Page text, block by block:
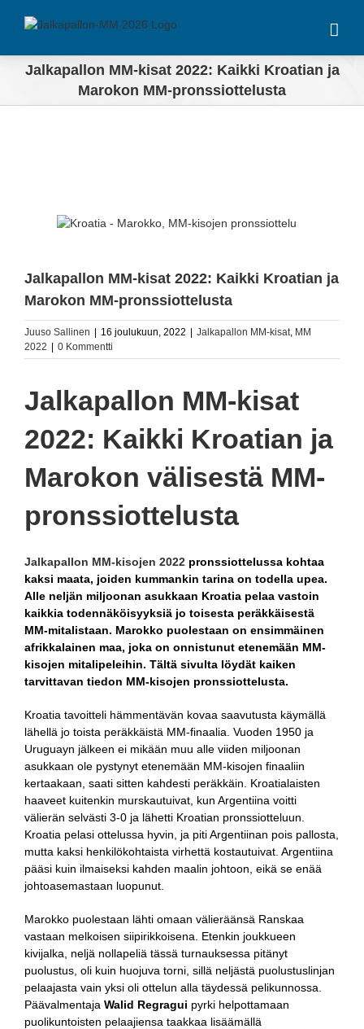
Jalkapallon MM-kisat 2022: Kaikki Kroatian ja
Marokon MM-pronssiottelusta
Jalkapallon MM-kisat 2022: Kaikki Kroatian ja
Marokon MM-pronssiottelusta
Juuso Sallinen 16 joulukuun, 2022 Jalkapallon MM-kisat, MM
2022
0 Kommentti
Jalkapallon MM-kisat
2022: Kaikki Kroatian ja
Marokon välisestä MM-
pronssiottelusta
Jalkapallon MM-kisojen 2022 pronssiottelussa kohtaa
kaksi maata, joiden kummankin tarina on todella upea.
Alle neljän miljoonan asukkaan Kroatia pelaa vastoin
kaikkia todennäköisyyksiä jo toisesta peräkkäisestä
MM-mitalistaan. Marokko puolestaan on ensimmäinen
afrikkalainen maa, joka on onnistunut etenemään MM-
kisojen mitalipeleihin. Tältä sivulta löydät kaiken
tarvittavan tiedon MM-kisojen pronssiottelusta.
Kroatia tavoitteli hämmentävän kovaa saavutusta käymällä
lähellä jo toista peräkkäistä MM-finaalia. Vuoden 1950 ja
Uruguayn jälkeen ei mikään muu alle viiden miljoonan
asukkaan ole pystynyt etenemään MM-kisojen finaaliin
kertaakaan, saati sitten kahdesti peräkkäin. Kroatialaisten
haaveet kuitenkin murskautuivat, kun Argentiina voitti
välierän selvästi 3-0 ja lähetti Kroatian pronssiotteluun.
Kroatia pelasi ottelussa hyvin, ja piti Argentiinan pois pallosta,
mutta kaksi henkilökohtaista virhettä kostautuivat. Argentiina
pääsi kuin ilmaiseksi kahden maalin johtoon, eikä se enää
johtoasemastaan luopunut.
Marokko puolestaan lähti omaan välieräänsä Ranskaa
vastaan melkoisen siipirikkoisena. Etenkin joukkueen
kivijalka, neljä nollapeliä tässä turnauksessa pitänyt
puolustus, oli kuin huojuva torni, sillä neljästä puolustuslinjan
pelaajasta vain yksi oli ottelun alla täydessä pelikunnossa.
Päävalmentaja Walid Regragui pyrki helpottamaan
puolikuntoisten pelaajiensa taakkaa lisäämällä